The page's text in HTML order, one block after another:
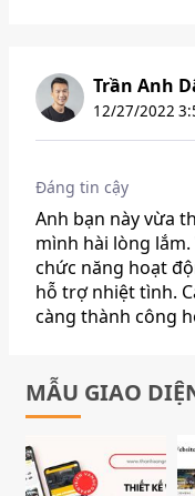
Trần Anh
12/27/2022
Đáng tin cậy
Anh bạn này vừa
mình hài lòng lắm.
chức năng hoạt
hỗ trợ nhiệt tình.
càng thành công
MẪU GIAO